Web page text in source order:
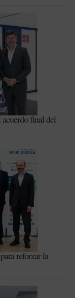
final del
reforzar la